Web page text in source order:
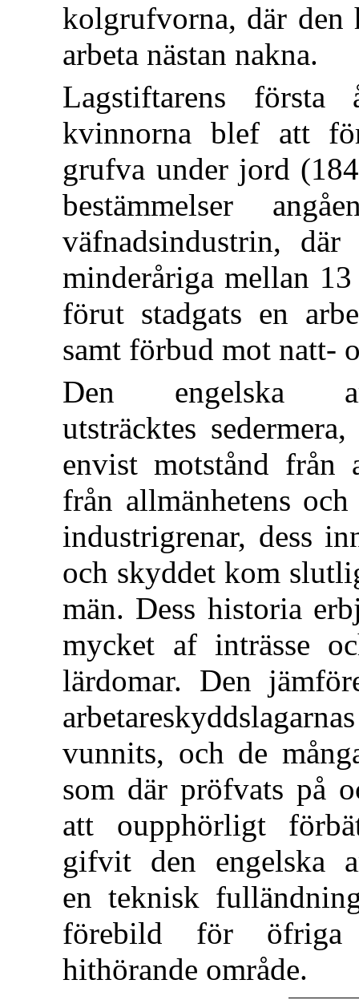
kolgrufvorna, där den
arbeta nästan nakna.
Lagstiftarens första
kvinnorna blef att
grufva under jord
bestämmelser
väfnadsindustrin,
minderåriga mellan
förut stadgats en
samt förbud mot natt-
Den engelska
utsträcktes
envist motstånd från
från allmänhetens
industrigrenar, dess
och skyddet kom
män. Dess historia
mycket af inträsse
lärdomar. Den
vunnits, och de
som där pröfvats på
att oupphörligt
gifvit den engelska
en teknisk
förebild för öfriga
hithörande område.